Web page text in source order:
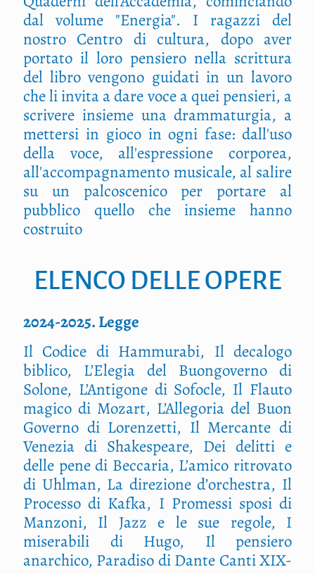
dal volume "Energia". I ragazzi del
nostro Centro di cultura, dopo aver
portato il loro pensiero nella scrittura
del libro vengono guidati in un lavoro
che li invita a dare voce a quei pensieri, a
scrivere insieme una drammaturgia, a
mettersi in gioco in ogni fase: dall'uso
della voce, all'espressione corporea,
all'accompagnamento musicale, al salire
su un palcoscenico per portare al
pubblico quello che insieme hanno
costruito
ELENCO DELLE OPERE
2024-2025. Legge
Il Codice di Hammurabi, Il decalogo
biblico, L’Elegia del Buongoverno di
Solone, L’Antigone di Sofocle, Il Flauto
magico di Mozart, L’Allegoria del Buon
Governo di Lorenzetti, Il Mercante di
Venezia di Shakespeare, Dei delitti e
delle pene di Beccaria, L’amico ritrovato
di Uhlman, La direzione d’orchestra, Il
Processo di Kafka, I Promessi sposi di
Manzoni, Il Jazz e le sue regole, I
miserabili di Hugo, Il pensiero
anarchico, Paradiso di Dante Canti XIX-